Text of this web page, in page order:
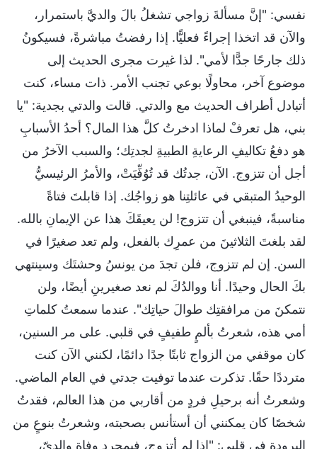
نفسي: "إنَّ مسألةَ زواجي تشغلُ بالَ والديَّ باستمرار،
والآن قد اتخذا إجراءً فعليًّا. إذا رفضتُ مباشرةً، فسيكونُ
ذلك جارحًا جدًّا لأمي". لذا غيرت مجرى الحديث إلى
موضوع آخر، محاولًا بوعي تجنب الأمر. ذات مساء، كنت
أتبادل أطراف الحديث مع والدتي. قالت والدتي بجدية: "يا
بني، هل تعرفْ لماذا ادخرتُ كلَّ هذا المال؟ أحدُ الأسبابِ
هو دفعُ تكاليفِ الرعايةِ الطبيةِ لجدتِك؛ والسبب الآخرُ من
أجل أن تتزوج. الآن، جدتُك قد تُوُفِّيَتْ، والأمرُ الرئيسيُّ
الوحيدُ المتبقي في عائلتِنا هو زواجُك. إذا قابلتَ فتاةً
مناسبةً، فينبغي أن تتزوج! لن يعيقَكَ هذا عن الإيمانِ بالله.
لقد بلغتَ الثلاثينَ من عمرِك بالفعل، ولم تعد صغيرًا في
السن. إن لم تتزوج، فلن تجدَ من يونسُ وحشتَك وسينتهي
بكَ الحال وحيدًا. أنا ووالدُكَ لم نعد صغيرينِ أيضًا، ولن
نتمكنَ من مرافقتِك طوالَ حياتِك". عندما سمعتُ كلماتِ
أمي هذه، شعرتُ بألمٍ طفيفٍ في قلبي. على مر السنين،
كان موقفي من الزواج ثابتًا جدًا دائمًا، لكنني الآن كنت
مترددًا حقًا. تذكرت عندما توفيت جدتي في العام الماضي.
وشعرتُ أنه برحيلِ فردٍ من أقاربي من هذا العالم، فقدتُ
شخصًا كان يمكنني أن أستأنس بصحبته، وشعرتُ بنوعٍ من
البرودةِ في قلبي: "إذا لم أتزوج، فبمجرد وفاة والديّ،